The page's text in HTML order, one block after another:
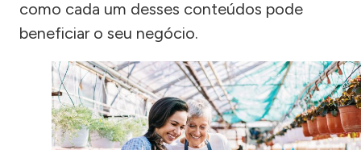
como cada um desses conteúdos pode
beneficiar o seu negócio.